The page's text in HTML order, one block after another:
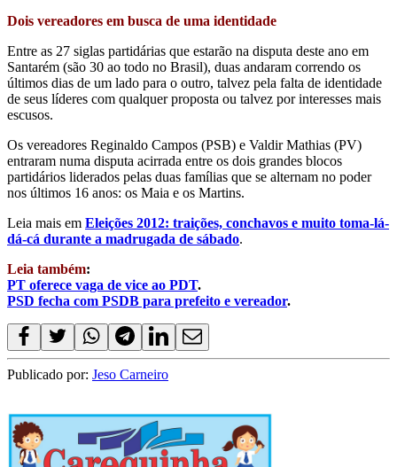
Dois vereadores em busca de uma identidade
Entre as 27 siglas partidárias que estarão na disputa deste ano em
Santarém (são 30 ao todo no Brasil), duas andaram correndo os
últimos dias de um lado para o outro, talvez pela falta de identidade
de seus líderes com qualquer proposta ou talvez por interesses mais
escusos.
Os vereadores Reginaldo Campos (PSB) e Valdir Mathias (PV)
entraram numa disputa acirrada entre os dois grandes blocos
partidários liderados pelas duas famílias que se alternam no poder
nos últimos 16 anos: os Maia e os Martins.
Leia mais em Eleições 2012: traições, conchavos e muito toma-lá-
dá-cá durante a madrugada de sábado.
Leia também:
PT oferece vaga de vice ao PDT.
PSD fecha com PSDB para prefeito e vereador.
Publicado por: Jeso Carneiro